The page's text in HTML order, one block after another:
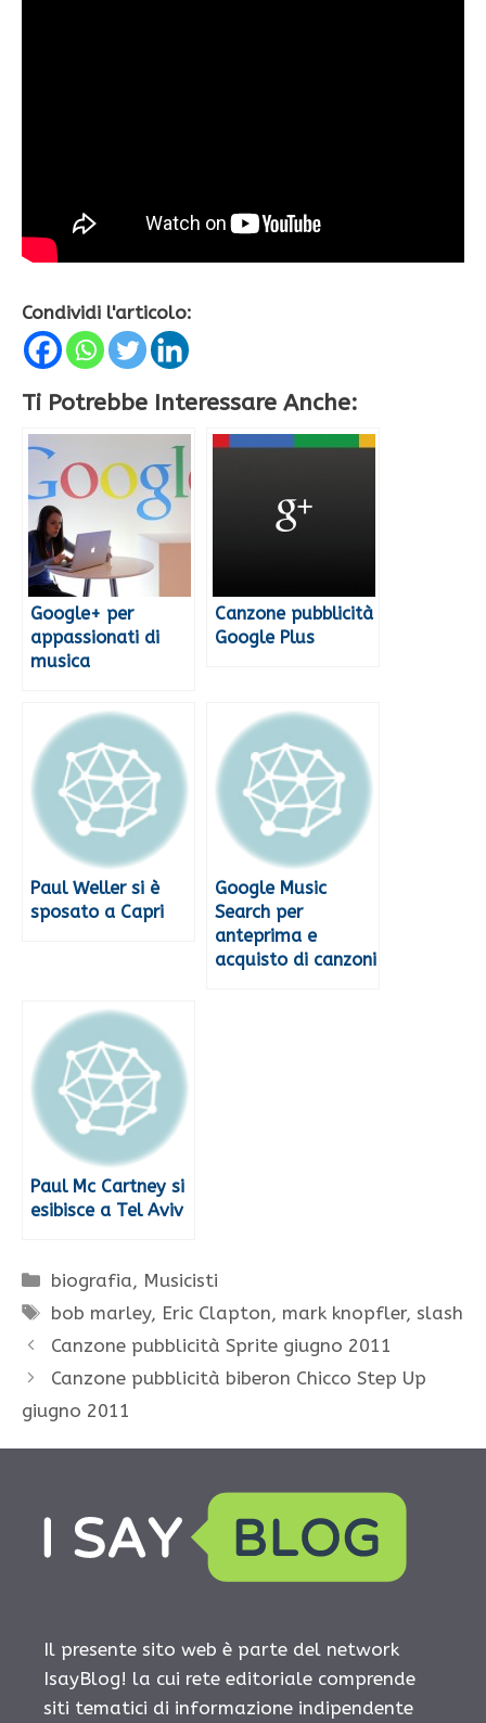
Condividi l'articolo:
Ti Potrebbe Interessare Anche:
Google+ per
appassionati di
musica
Canzone pubblicità
Google Plus
Paul Weller si è
sposato a Capri
Google Music
Search per
anteprima e
acquisto di canzoni
Paul Mc Cartney si
esibisce a Tel Aviv
Categorie
biografia, Musicisti
Tag
bob marley, Eric Clapton, mark knopfler,slash
Canzone pubblicità Sprite giugno 2011
Canzone pubblicità biberon Chicco Step Up
giugno 2011
Il presente sito web è parte del network
IsayBlog! la cui rete editoriale comprende
siti tematici di informazione indipendente